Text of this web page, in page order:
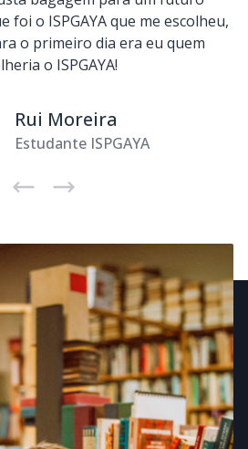
foi o ISPGAYA que me escolheu,
o primeiro dia era eu quem
o ISPGAYA!
Rui Moreira
Estudante ISPGAYA
PróximoAnterior